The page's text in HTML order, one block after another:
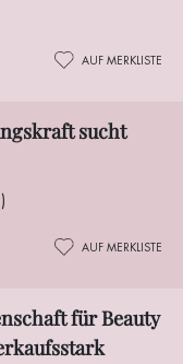
AUF MERKLISTE
sucht
AUF MERKLISTE
für Beauty